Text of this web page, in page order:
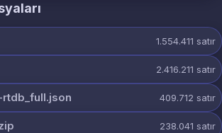
1.554.411 satır
2.416.211 satır
409.712 satır
238.041 satır